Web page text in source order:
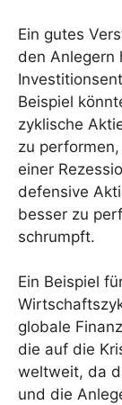
Ein gutes
den Anlegern
Beispiel
zyklische
zu
einer
defensive
besser zu
schrumpft.
Ein Beispiel
globale
die auf die
weltweit, da
und die